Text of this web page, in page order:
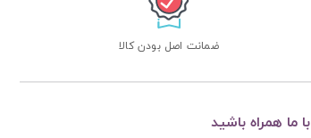
ضمانت اصل بودن کالا
با ما همراه باشید